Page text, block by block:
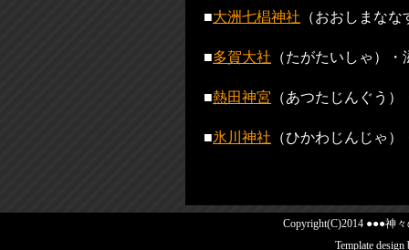
■大洲七椙神社 （おおしまな
■多賀大社 （たがたいしゃ）・
■熱田神宮 （あつたじんぐう）
■氷川神社 （ひかわじんじゃ）
Copyright(C)2014 ●●●神
Template